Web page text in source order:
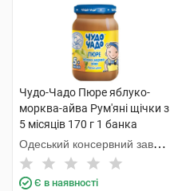
Чудо-Чадо Пюре яблуко-
морква-айва Рум'яні щічки з
5 місяців 170 г 1 банка
Одеський консервний завод
дитячого харчування
Є в наявності